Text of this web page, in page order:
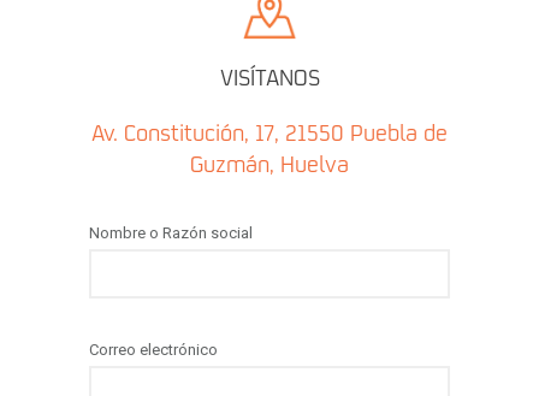
VISÍTANOS
Av. Constitución, 17, 21550 Puebla de
Guzmán, Huelva
Nombre o Razón social
Correo electrónico